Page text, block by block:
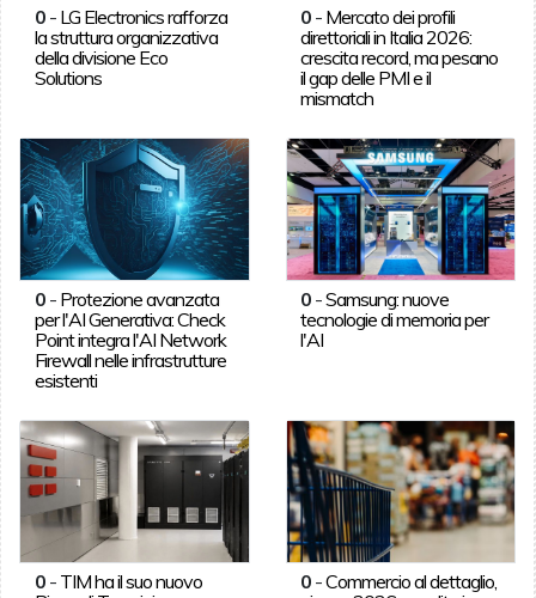
0- LG Electronics rafforza
la struttura organizzativa
della divisione Eco
Solutions
0 - Mercato dei profili
direttoriali in Italia 2026:
crescita record, ma pesano
il gap delle PMI e il
mismatch
0- Protezione avanzata
per l'AI Generativa: Check
Point integra l'AI Network
Firewall nelle infrastrutture
esistenti
0 -Samsung: nuove
tecnologie di memoria per
l'AI
0- TIM ha il suo nuovo
0 -Commercio al dettaglio,